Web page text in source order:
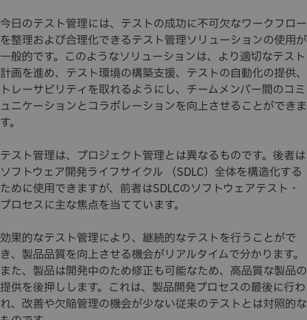
今日のテスト管理には、テストの成功に不可欠なワークフロー
を整理および合理化できるテスト管理ソリューションの使用が
一般的です。このようなソリューションは、より適切なテスト
計画を進め、テスト環境の構築支援、テストの自動化の提供、
トレーサビリティを取れるようにし、チームメンバー間のコミ
ュニケーションとコラボレーションを向上させることができま
す。
テスト管理は、プロジェクト管理とは異なるものです。後者は
ソフトウェア開発ライフサイクル （SDLC）全体を構造化する
ために使用できますが、前者はSDLCのソフトウェアテスト・
プロセスに主な焦点を当てています。
効果的なテスト管理により、継続的なテストを行うことがで
き、製品品質を向上させる機会がリアルタイムで分かります。
また、製品は開発中のため修正も可能なため、高品質な製品の
提供を後押しします。これは、製品開発プロセスの最後に行わ
れ、改善や欠陥管理の機会が少ない従来のテストとは対照的な